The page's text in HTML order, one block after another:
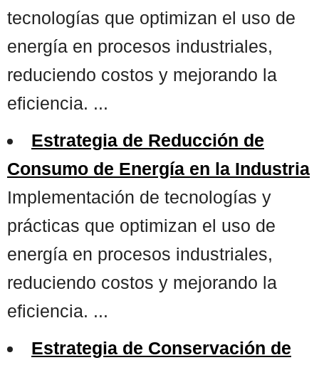
tecnologías que optimizan el uso de
energía en procesos industriales,
reduciendo costos y mejorando la
eficiencia. ...
Estrategia de Reducción de
Consumo de Energía en la Industria
Implementación de tecnologías y
prácticas que optimizan el uso de
energía en procesos industriales,
reduciendo costos y mejorando la
eficiencia. ...
Estrategia de Conservación de